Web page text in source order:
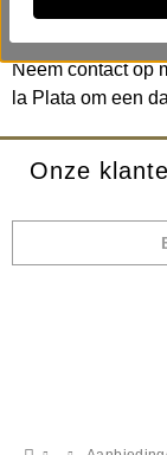
Spacircuit van 90
Neem contact op
la Plata om een
Onze